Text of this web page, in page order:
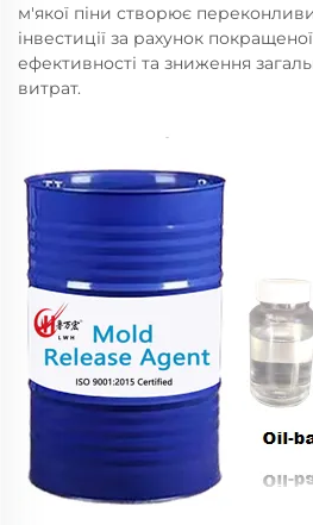
м'якої піни створює
інвестиції за рахунок
ефективності та зниження
витрат.